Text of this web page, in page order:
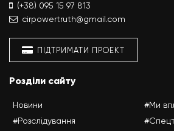
(+38) 095 15 97 813
cirpowertruth@gmail.com
ПІДТРИМАТИ ПРОЕКТ
Розділи сайту
Новини
#Розслідування
#Ми